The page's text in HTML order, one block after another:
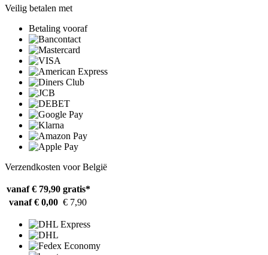
Veilig betalen met
Betaling vooraf
Verzendkosten voor België
vanaf € 79,90 gratis*
vanaf € 0,00 € 7,90